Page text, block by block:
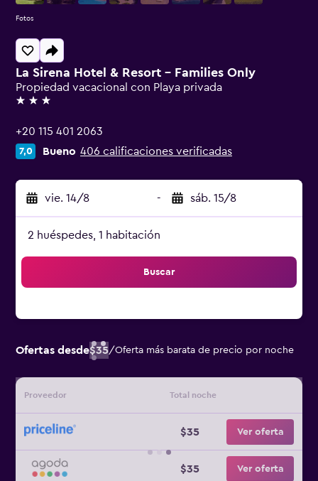
La Sirena Hotel & Resort - Families Only
Propiedad vacacional con Playa privada
3 estrellas
+20 115 401 2063
7,0 Bueno 406 calificaciones verificadas
vie. 14/8 - sáb. 15/8
2 huéspedes, 1 habitación
Buscar
Ofertas desde$35/Oferta más barata de precio por noche
Proveedor Total noche
$35 Ver oferta
$35 Ver oferta
Fotos